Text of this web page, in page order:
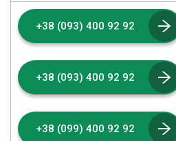
+38 (093) 400 92 92
+38 (093) 400 92 92
+38 (099) 400 92 92